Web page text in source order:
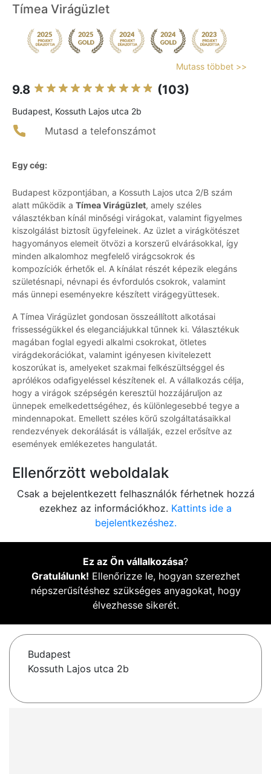
Tímea Virágüzlet
Mutass többet >>
9.8 (103)
Budapest, Kossuth Lajos utca 2b
Mutasd a telefonszámot
Egy cég:
Budapest központjában, a Kossuth Lajos utca 2/B szám
alatt működik a Tímea Virágüzlet, amely széles
választékban kínál minőségi virágokat, valamint figyelmes
kiszolgálást biztosít ügyfeleinek. Az üzlet a virágkötészet
hagyományos elemeit ötvözi a korszerű elvárásokkal, így
minden alkalomhoz megfelelő virágcsokrok és
kompozíciók érhetők el. A kínálat részét képezik elegáns
születésnapi, névnapi és évfordulós csokrok, valamint
más ünnepi eseményekre készített virágegyüttesek.
A Tímea Virágüzlet gondosan összeállított alkotásai
frissességükkel és eleganciájukkal tűnnek ki. Választékuk
magában foglal egyedi alkalmi csokrokat, ötletes
virágdekorációkat, valamint igényesen kivitelezett
koszorúkat is, amelyeket szakmai felkészültséggel és
aprólékos odafigyeléssel készítenek el. A vállalkozás célja,
hogy a virágok szépségén keresztül hozzájáruljon az
ünnepek emelkedettségéhez, és különlegesebbé tegye a
mindennapokat. Emellett széles körű szolgáltatásaikkal
rendezvények dekorálását is vállalják, ezzel erősítve az
események emlékezetes hangulatát.
Ellenőrzött weboldalak
Csak a bejelentkezett felhasználók férhetnek hozzá
ezekhez az információkhoz. Kattints ide a
bejelentkezéshez.
Ez az Ön vállalkozása?
Gratulálunk! Ellenőrizze le, hogyan szerezhet
népszerűsítéshez szükséges anyagokat, hogy
élvezhesse sikerét.
Budapest
Kossuth Lajos utca 2b